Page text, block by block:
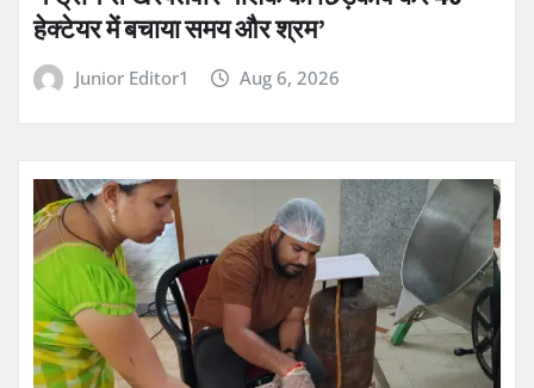
हेक्टेयर में बचाया समय और श्रम’
Junior Editor1 Aug 6, 2026